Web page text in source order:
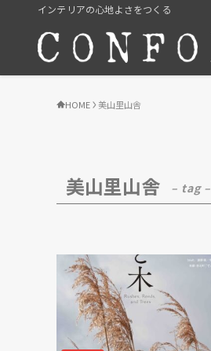
インテリアの心地よさをつくる
HOME 美山里山舎
美山里山舎 – tag –